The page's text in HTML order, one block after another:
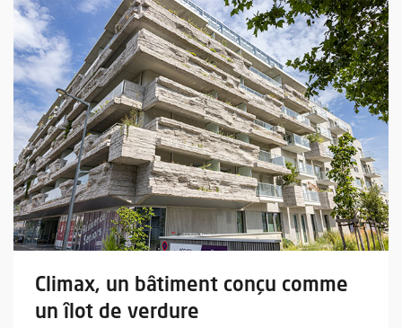
Climax, un bâtiment conçu comme
un îlot de verdure
En savoir plus sur l'actualité Climax, un bâtiment conçu